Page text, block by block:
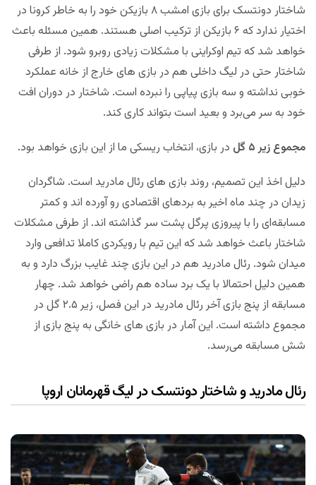
شاختار دونتسک برای بازی امشب ۸ بازیکن خود را به خاطر کرونا در
اختیار ندارد که ۶ بازیکن از ترکیب اصلی هستند. همین مسئله باعث
خواهد شد که تیم اوکراینی با مشکلات زیادی روبرو شود. از طرفی
شاختار حتی در لیگ داخلی هم در بازی های خارج از خانه عملکرد
خوبی نداشته و سه بازی پیاپی را نبرده است. شاختار در دوران افت
خود به سر می‌برد و بعید است بتواند کاری کند.
مجموع زیر ۵ گل
در بازی، انتخاب ریسکی ما از این بازی خواهد بود.
دلیل اخذ این تصمیم، روند بازی های رئال مادرید است. شاگردان
زیدان در چند ماه اخیر به بردهای اقتصادی رو آورده اند و کمتر
مسابقه‌ای را با پیروزی پرگل پشت سر گذاشته اند. از طرفی مشکلات
شاختار باعث خواهد شد که این تیم با رویکردی کاملا تدافعی وارد
میدان شود. رئال مادرید هم در این بازی چند غایب بزرگ دارد و به
همین دلیل احتمالا با یک برد ساده هم راضی خواهد شد. چهار
مسابقه از پنج بازی آخر رئال مادرید در این فصل، زیر ۲.۵ گل در
مجموع داشته است. این آمار در بازی های خانگی به پنج بازی از
شش مسابقه می‌رسد.
رئال مادرید و شاختار دونتسک در لیگ قهرمانان اروپا